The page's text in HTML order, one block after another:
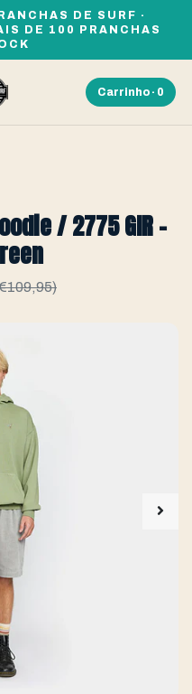
DE SURF ·
DE 100 PRANCHAS
Carrinho · 0
/ 2775 GIR -